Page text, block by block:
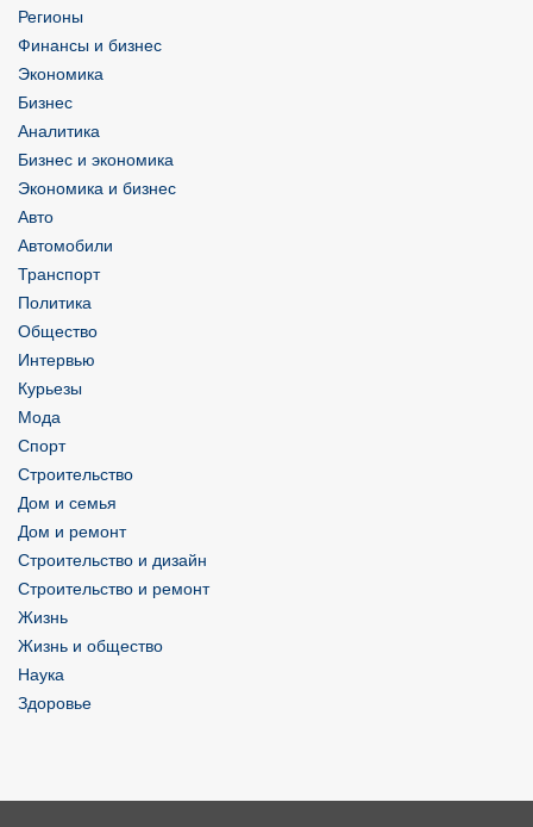
Регионы
Финансы и бизнес
Экономика
Бизнес
Аналитика
Бизнес и экономика
Экономика и бизнес
Авто
Автомобили
Транспорт
Политика
Общество
Интервью
Курьезы
Мода
Спорт
Строительство
Дом и семья
Дом и ремонт
Строительство и дизайн
Строительство и ремонт
Жизнь
Жизнь и общество
Наука
Здоровье